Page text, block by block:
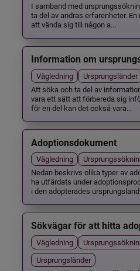
I samband med
ta del av andras erfarenheter.
att vända sig till någon a...
Information om
Vägledning Ursprungsländer
Att söka och ta del av
vara ett sätt att förbereda sig
för en del kan det också vara...
Adoptionsdokument
Vägledning
Nedan beskrivs olika typer av
ha utfärdats under
i den adopterades
Sökvägar för att hitta
Vägledning
Ursprungsländer